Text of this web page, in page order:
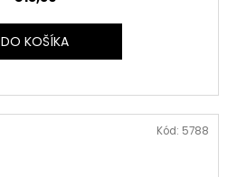
DO KOŠÍKA
Kód: 5788